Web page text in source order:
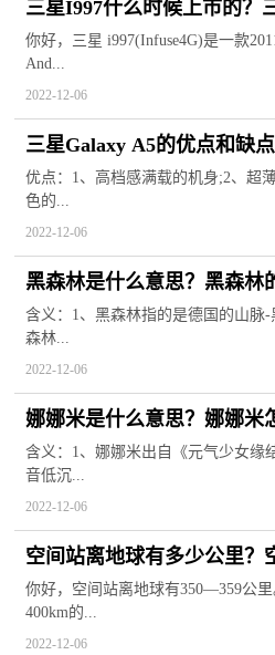
三星I997什么时候上市的？
你好，三星 i997(Infuse4G)是一款
And...
2022-12-06
三星Galaxy A5的优点和缺
A5手机参数配置
优点：1、高档感满载的机身;2、超
色的...
2022-12-06
黑森林是什么意思？黑森林
含义：1、黑森林指的是德国的山脉
森林...
2022-12-06
娜娜米是什么意思？娜娜米
含义：1、娜娜米出自《元气少女缘
音低沉...
2022-12-06
空间站离地球有多少公里？
你好，空间站离地球有350—359公
400km的...
2022-12-06